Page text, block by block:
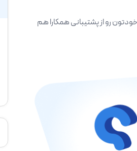
رو از پشتیبانی همکارا هم